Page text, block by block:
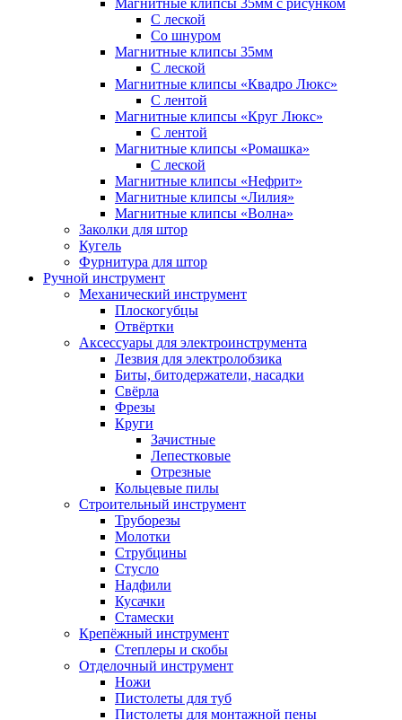
С леской
Со шнуром
Магнитные клипсы 35мм
С леской
Магнитные клипсы «Квадро Люкс»
С лентой
Магнитные клипсы «Круг Люкс»
С лентой
Магнитные клипсы «Ромашка»
С леской
Магнитные клипсы «Нефрит»
Магнитные клипсы «Лилия»
Магнитные клипсы «Волна»
Заколки для штор
Кугель
Фурнитура для штор
Ручной инструмент
Механический инструмент
Плоскогубцы
Отвёртки
Аксессуары для электроинструмента
Лезвия для электролобзика
Биты, битодержатели, насадки
Свёрла
Фрезы
Круги
Зачистные
Лепестковые
Отрезные
Кольцевые пилы
Строительный инструмент
Труборезы
Молотки
Струбцины
Стусло
Надфили
Кусачки
Стамески
Крепёжный инструмент
Степлеры и скобы
Отделочный инструмент
Ножи
Пистолеты для туб
Пистолеты для монтажной пены